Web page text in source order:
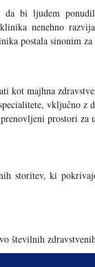
bi ljudem
nenehno
postala sinonim
kot majhna
vključno z
prostori za
storitev, ki
številnih